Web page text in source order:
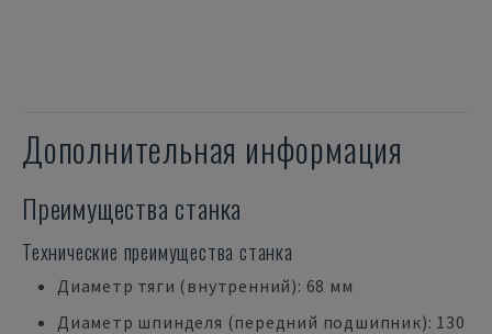
Дополнительная информация
Преимущества станка
Технические преимущества станка
Диаметр тяги (внутренний): 68 мм
Диаметр шпинделя (передний подшипник): 130